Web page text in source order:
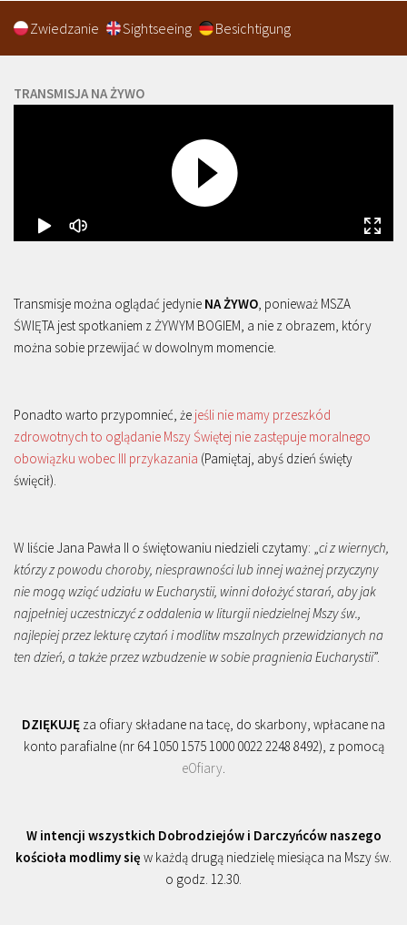
Zwiedzanie Sightseeing Besichtigung
TRANSMISJA NA ŻYWO
Transmisje można oglądać jedynie NA ŻYWO, ponieważ MSZA
ŚWIĘTA jest spotkaniem z ŻYWYM BOGIEM, a nie z obrazem, który
można sobie przewijać w dowolnym momencie.
Ponadto warto przypomnieć, że jeśli nie mamy przeszkód
zdrowotnych to oglądanie Mszy Świętej nie zastępuje moralnego
obowiązku wobec III przykazania (Pamiętaj, abyś dzień święty
święcił).
W liście Jana Pawła II o świętowaniu niedzieli czytamy: „ci z wiernych,
którzy z powodu choroby, niesprawności lub innej ważnej przyczyny
nie mogą wziąć udziału w Eucharystii, winni dołożyć starań, aby jak
najpełniej uczestniczyć z oddalenia w liturgii niedzielnej Mszy św.,
najlepiej przez lekturę czytań i modlitw mszalnych przewidzianych na
ten dzień, a także przez wzbudzenie w sobie pragnienia Eucharystii”.
DZIĘKUJĘ za ofiary składane na tacę, do skarbony, wpłacane na
konto parafialne (nr 64 1050 1575 1000 0022 2248 8492), z pomocą
eOfiary.
W intencji wszystkich Dobrodziejów i Darczyńców naszego
kościoła modlimy się w każdą drugą niedzielę miesiąca na Mszy św.
o godz. 12.30.